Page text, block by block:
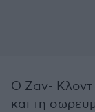
Ο Ζαν- Κλοντ
και τη